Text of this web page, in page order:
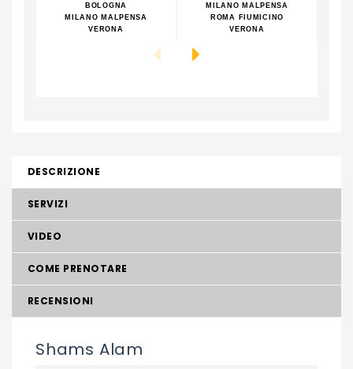
BOLOGNA
MILANO MALPENSA
VERONA
MILANO MALPENSA
ROMA FIUMICINO
VERONA
DESCRIZIONE
SERVIZI
VIDEO
COME PRENOTARE
RECENSIONI
Shams Alam